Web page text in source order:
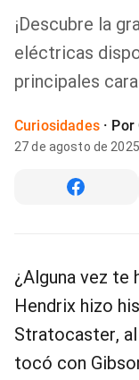
¡Descubre la
eléctricas
principales
Curiosidades · Por
27 de agosto de 2025
¿Alguna vez te
Hendrix hizo
Stratocaster,
tocó con